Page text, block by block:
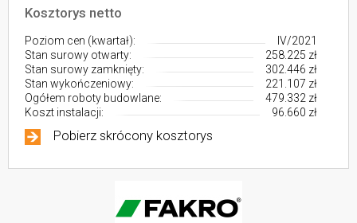
Kosztorys netto
Poziom cen (kwartał):
IV/2021
Stan surowy otwarty:
258.225 zł
Stan surowy zamknięty:
302.446 zł
Stan wykończeniowy:
221.107 zł
Ogółem roboty budowlane:
479.332 zł
Koszt instalacji:
96.660 zł
Pobierz skrócony kosztorys